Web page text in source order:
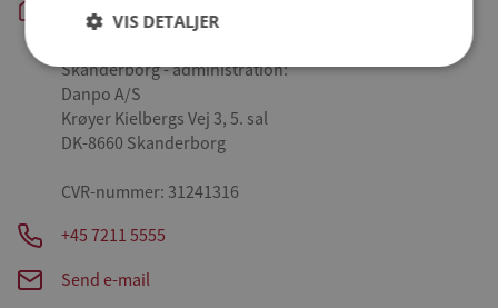
DK-9600 Aars
Skanderborg - administration:
Danpo A/S
Krøyer Kielbergs Vej 3, 5. sal
DK-8660 Skanderborg
CVR-nummer: 31241316
+45 7211 5555
Send e-mail
VIS DETALJER